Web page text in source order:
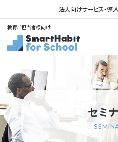
法人向けサービス・導
教育ご担当者様向け
セミ